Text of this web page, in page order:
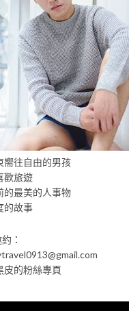
嚮往自由的男孩
歡旅遊
的最美的人事物
的故事
：
皮的粉絲專頁